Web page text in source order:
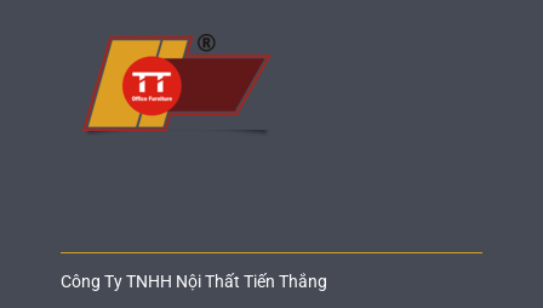
Công Ty TNHH Nội Thất Tiến Thắng